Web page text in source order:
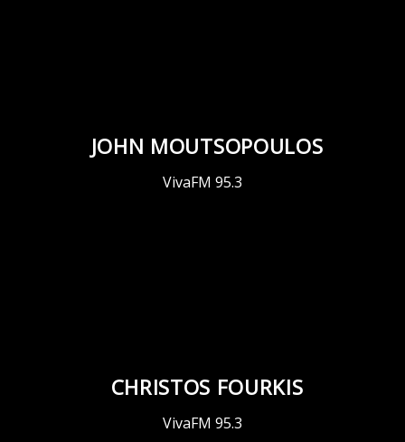
JOHN MOUTSOPOULOS
VivaFM 95.3
CHRISTOS FOURKIS
VivaFM 95.3